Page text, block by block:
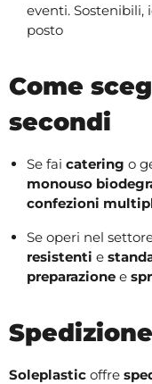
eventi. Sostenibili,
posto
Come
secondi
Se fai catering o
monouso
confezioni
Se operi nel
resistenti e
preparazione e
Soleplastic offre